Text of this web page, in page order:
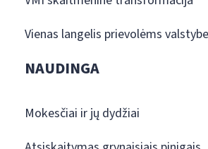
Vienas langelis prievolėms
NAUDINGA
Mokesčiai ir jų dydžiai